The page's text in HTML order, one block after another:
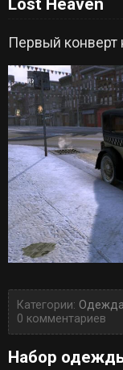
Первый конверт
Категории:
0 комментариев
Набор